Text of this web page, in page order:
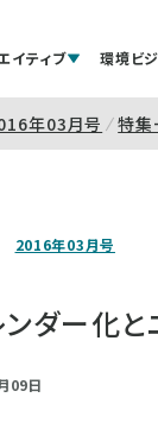
イティブ 環境ビ
年03月号 特集
2016年03月号
ダー化と
09日